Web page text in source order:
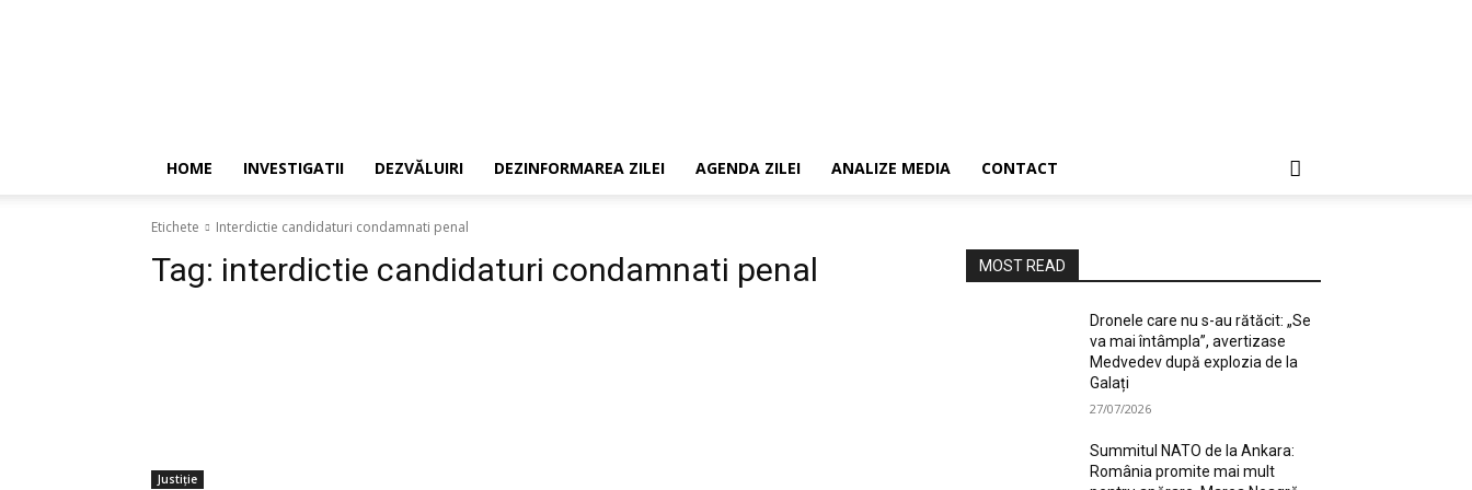
HOME INVESTIGATII DEZVĂLUIRI DEZINFORMAREA ZILEI AGENDA ZILEI ANALIZE MEDIA CONTACT
Etichete Interdictie candidaturi condamnati penal
Tag: interdictie candidaturi condamnati penal
Justiție
MOST READ
Dronele care nu s-au rătăcit: „Se
va mai întâmpla”, avertizase
Medvedev după explozia de la
Galați
27/07/2026
Summitul NATO de la Ankara:
România promite mai mult